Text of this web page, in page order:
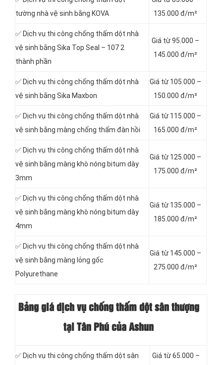
tường nhà vệ sinh bằng KOVA
135.000 đ/m²
✅ Dịch vụ thi công chống thấm dột nhà
vệ sinh bằng Sika Top Seal – 107 2
thành phần
Giá từ 95.000 –
145.000 đ/m²
✅ Dịch vụ thi công chống thấm dột nhà
vệ sinh bằng Sika Maxbon
Giá từ 105.000 –
150.000 đ/m²
✅ Dịch vụ thi công chống thấm dột nhà
vệ sinh bằng màng chống thấm đàn hồi
Giá từ 115.000 –
165.000 đ/m²
✅ Dịch vụ thi công chống thấm dột nhà
vệ sinh bằng màng khò nóng bitum dày
3mm
Giá từ 125.000 –
175.000 đ/m²
✅ Dịch vụ thi công chống thấm dột nhà
vệ sinh bằng màng khò nóng bitum dày
4mm
Giá từ 135.000 –
185.000 đ/m²
✅ Dịch vụ thi công chống thấm dột nhà
vệ sinh bằng màng lỏng gốc
Polyurethane
Giá từ 145.000 –
275.000 đ/m²
Bảng giá dịch vụ chống thấm dột sân thượng
tại Tân Phú của Ashun
✅ Dịch vụ thi công chống thấm dột sân
Giá từ 65.000 –